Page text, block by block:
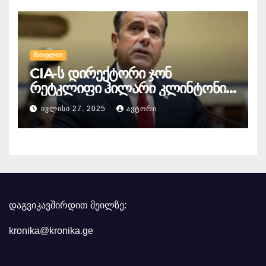
ᲛᲡᲝᲤᲚᲘᲝ
CIA-ს დირექტორი ჯონ
რეტკლიფი ჰილარი კლინტონის
წინააღმდეგ
სისხლისსამართლებრივ
დევნაზე საუბრობს
ᲘᲕᲚᲘᲡᲘ 27, 2025 ᲐᲕᲢᲝᲠᲘ
დაგვიკავშირდით მეილზე:
kronika@kronika.ge